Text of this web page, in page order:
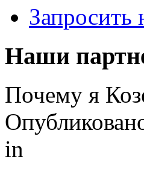
Запросить
Наши
Почему я
in